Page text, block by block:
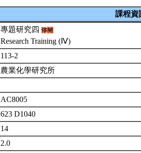
課程資
專題研究四
Research Training (Ⅳ)
113-2
農業化學研究所
AC8005
623 D1040
14
2.0